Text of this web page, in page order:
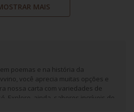
MAIS
poemas e na história da
você aprecia muitas opções e
nossa carta com variedades de
Explore, ainda, sabores incríveis de